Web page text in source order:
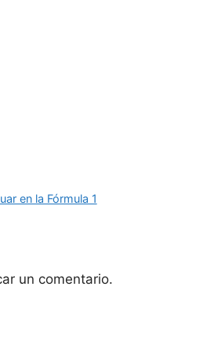
en la Fórmula 1
un comentario.